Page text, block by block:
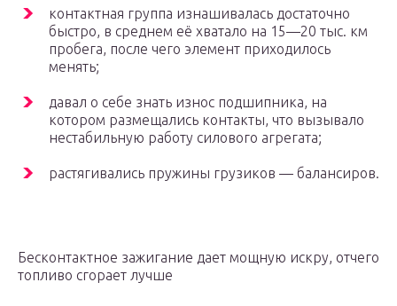
контактная группа изнашивалась достаточно
быстро, в среднем её хватало на 15—20 тыс. км
пробега, после чего элемент приходилось
менять;
давал о себе знать износ подшипника, на
котором размещались контакты, что вызывало
нестабильную работу силового агрегата;
растягивались пружины грузиков — балансиров.
Бесконтактное зажигание дает мощную искру, отчего
топливо сгорает лучше